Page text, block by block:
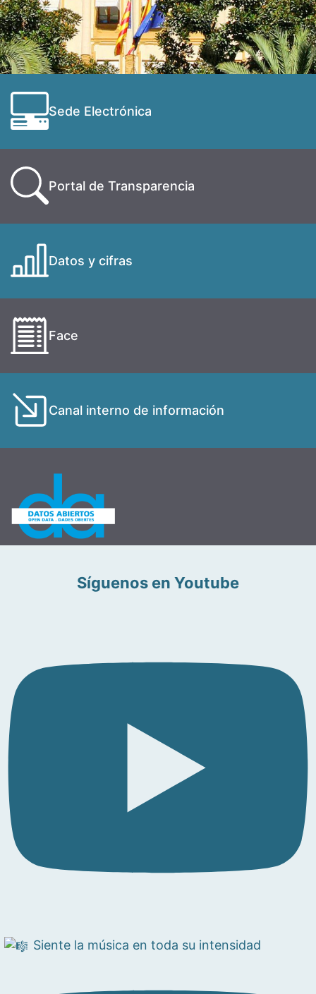
Sede Electrónica
Portal de Transparencia
Datos y cifras
Face
Canal interno de información
Síguenos en Youtube
Siente la música en toda su intensidad